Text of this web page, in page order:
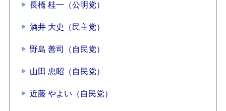
長橋 桂一（公明党）
酒井 大史（民主党）
野島 善司（自民党）
山田 忠昭（自民党）
近藤 やよい（自民党）